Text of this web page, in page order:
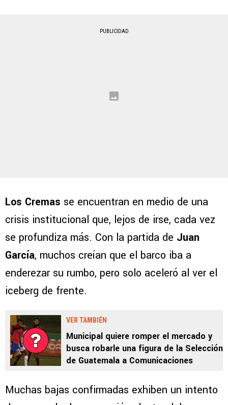
PUBLICIDAD
Los Cremas se encuentran en medio de una
crisis institucional que, lejos de irse, cada vez
se profundiza más. Con la partida de Juan
García, muchos creían que el barco iba a
enderezar su rumbo, pero solo aceleró al ver el
iceberg de frente.
VER TAMBIÉN
Municipal quiere romper el mercado y
busca robarle una figura de la Selección
de Guatemala a Comunicaciones
Muchas bajas confirmadas exhiben un intento